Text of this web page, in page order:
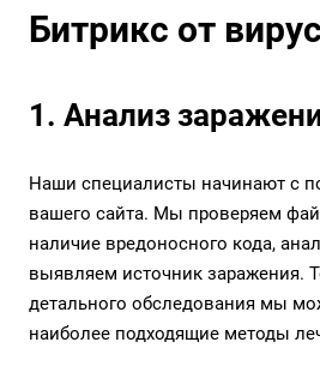
Битрикс от
1. Анализ
Наши специалисты начинают с
вашего сайта. Мы проверяем
наличие вредоносного кода,
выявляем источник заражения.
детального обследования мы
наиболее подходящие методы